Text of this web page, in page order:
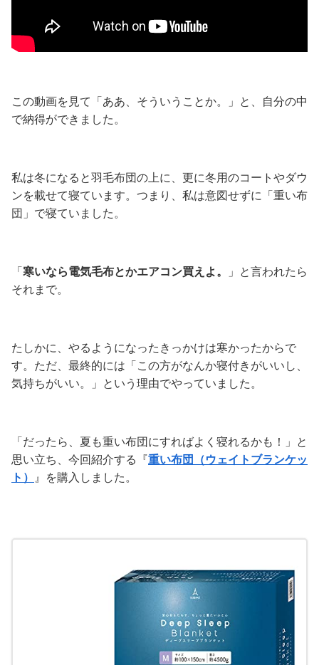
この動画を見て「ああ、そういうことか。」と、自分の中
で納得ができました。
私は冬になると羽毛布団の上に、 更に冬用のコートやダウ
ンを載せて寝ています。 つまり、私は意図せずに「重い布
団」で寝ていました。
「 寒いなら電気毛布とかエアコン買えよ。
」と言われたら
それまで。
たしかに、やるようになったきっかけは寒かったからで
す。ただ、最終的には 「この方がなんか寝付きがいいし、
気持ちがいい。」
という理由でやっていました。
「だったら、夏も重い布団にすればよく寝れるかも！」
と
思い立ち、今回紹介する『重い布団（ウェイトブランケッ
ト）
』を購入しました。